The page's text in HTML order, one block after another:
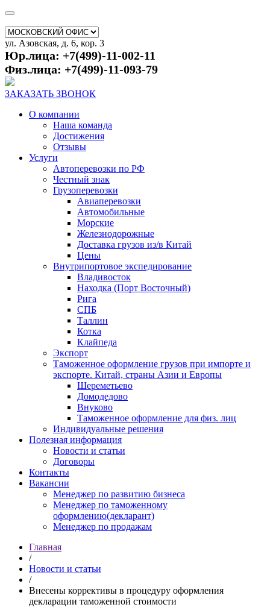
ул. Азовская, д. 6, кор. 3
Юр.лица: +7(499)-11-002-11
Физ.лица: +7(499)-11-093-79
ЗАКАЗАТЬ ЗВОНОК
О компании
Наша команда
Достижения
Отзывы
Услуги
Автоперевозки по РФ
Честный знак
Грузоперевозки
Авиаперевозки
Автомобильные
Морские
Железнодорожные
Доставка грузов из/в Китай
Цены
Внутрипортовое экспедирование
Владивосток
Находка (Порт Восточный)
Рига
СПБ
Таллин
Котка
Клайпеда
Экспорт
Таможенное оформление грузов при импорте и
экспорте. Китай, страны Азии и Европы
Шереметьево
Домодедово
Внуково
Таможенное оформление для физ. лиц
Индивидуальные решения
Полезная информация
Новости и статьи
Договоры
Контакты
Вакансии
Менеджер по развитию бизнеса
Менеджер по таможенному
оформлению(декларант)
Менеджер по продажам
Главная
/
Новости и статьи
/
Внесены коррективы в процедуру оформления
декларации таможенной стоимости